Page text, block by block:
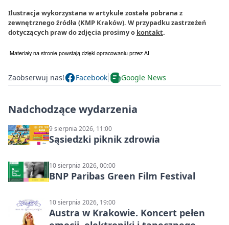
Ilustracja wykorzystana w artykule została pobrana z
zewnętrznego źródła (KMP Kraków). W przypadku zastrzeżeń
dotyczących praw do zdjęcia prosimy o kontakt.
Zaobserwuj nas! Facebook Google News
Nadchodzące wydarzenia
9 sierpnia 2026, 11:00
Sąsiedzki piknik zdrowia
10 sierpnia 2026, 00:00
BNP Paribas Green Film Festival
10 sierpnia 2026, 19:00
Austra w Krakowie. Koncert pełen